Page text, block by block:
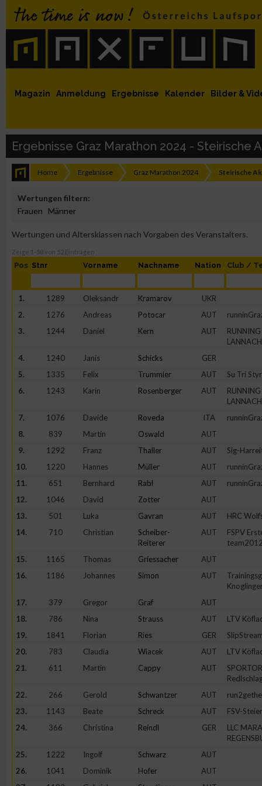
MaxFun Newsletter abonnieren
MaxFun auf Instagram
MaxFun auf Twitter
auf Youtube
auf Facebook
Magazin Anmeldung Ergebnisse Kalender Bilder &
Ergebnisse Graz Marathon 2024 - Steirische
Home Ergebnisse Graz Marathon 2024 Steirische
Wertungen filtern:
Frauen
Männer
Wertungen und Altersklassen nach Vorgaben des Veranstalters.
Zeige 1-50 von 52 Einträgen.
Pos Stnr Vorname Nachname Nation Club /
1. 1289 Oleksandr Kramarov UKR
2.
1276 Andreas Potocar AUT
3.
1244 Daniel Kern AUT
LANNACH
4. 1240 Janis Schicks GER
5.
1335 Felix Trummler AUT Su Tri
6.
1243 Karin Rosenberger AUT
LANNACH
7. 1076 Davide Roveda ITA
8.
839 Martin Oswald AUT
9.
1292 Franz Thaller AUT Sig-
10.
1220 Hannes Müller AUT
11.
651 Bernhard Rabl AUT
12.
1046 David Zotter AUT
13.
501 Luka Gavran AUT HRC
14.
710 Christian
Scheiber-
Reiterer
AUT
FSPV
15. 1165 Thomas Griessacher AUT
16.
1186 Johannes Simon AUT
17. 379 Gregor Graf AUT
18.
786 Nina Strauss AUT LTV
19.
1841 Florian Ries GER
20.
783 Claudia Wiacek AUT LTV
21.
611 Martin Cappy AUT
22. 266 Gerold Schwantzer AUT
23.
1143 Beate Schreck AUT FSV-
24.
366 Christina Reindl GER
LLC
25. 1222 Ingolf Schwarz AUT
26.
1041 Dominik Hofer AUT